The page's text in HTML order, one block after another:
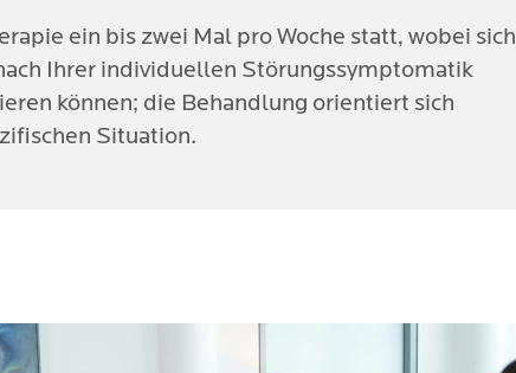
ein bis zwei Mal pro Woche statt, wobei sich
Ihrer individuellen Störungssymptomatik
können; die Behandlung orientiert sich
Situation.